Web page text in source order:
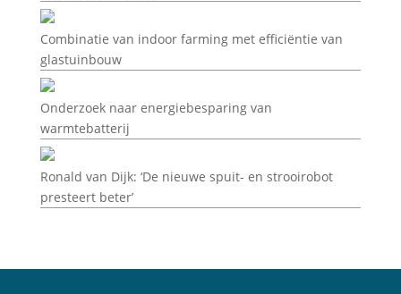
Combinatie van indoor farming met efficiëntie van
glastuinbouw
Onderzoek naar energiebesparing van
warmtebatterij
Ronald van Dijk: ‘De nieuwe spuit- en strooirobot
presteert beter’